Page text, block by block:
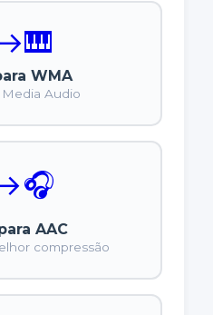
→🎹
WMA
Audio
🎧
AAC
compressão